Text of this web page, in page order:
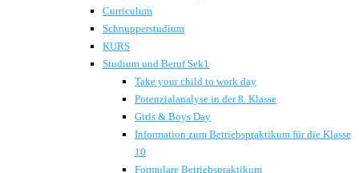
Curriculum
Schnupperstudium
KURS
Studium und Beruf Sek1
Take your child to work day
Potenzialanalyse in der 8. Klasse
Girls & Boys Day
Information zum Betriebspraktikum für die Klasse
10
Formulare Betriebspraktikum